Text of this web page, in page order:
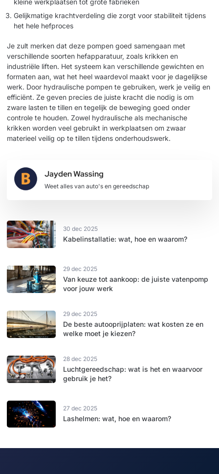
Gelijkmatige krachtverdeling die zorgt voor stabiliteit tijdens
het hele hefproces
Je zult merken dat deze pompen goed samengaan met
verschillende soorten hefapparatuur, zoals krikken en
industriële liften. Het systeem kan verschillende gewichten en
formaten aan, wat het heel waardevol maakt voor je dagelijkse
werk. Door hydraulische pompen te gebruiken, werk je veilig en
efficiënt. Ze geven precies de juiste kracht die nodig is om
zware lasten te tillen en tegelijk de beweging goed onder
controle te houden. Zowel hydraulische als mechanische
krikken worden veel gebruikt in werkplaatsen om zwaar
materieel veilig op te tillen tijdens onderhoudswerk.
Jayden Wassing
Weet alles van auto's en gereedschap
30 dec 2025
Kabelinstallatie: wat, hoe en waarom?
29 dec 2025
Van keuze tot aankoop: de juiste vatenpomp
voor jouw werk
29 dec 2025
De beste autooprijplaten: wat kosten ze en
welke moet je kiezen?
28 dec 2025
Luchtgereedschap: wat is het en waarvoor
gebruik je het?
27 dec 2025
Lashelmen: wat, hoe en waarom?